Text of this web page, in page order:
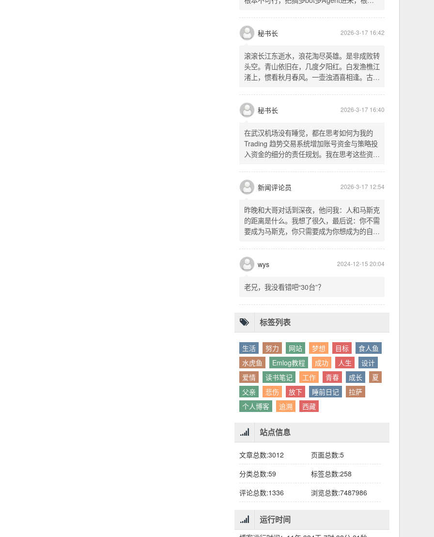
想实现多Agent协同合作做项目，Claude
Code才是真王。想要OpenClaw实现多Agent
根本不可行，把搞多bot多Agent进来，根本
秘书长 2026-3-17 16:42
滚滚长江东逝水，浪花淘尽英雄。是非成败转
头空。青山依旧在，几度夕阳红。白发渔樵江
渚上，惯看秋月春风。一壶浊酒喜相逢。古今
的开篇词，气势磅礴，感慨历史兴衰、人生短
暂。晚饭时在墙上看到这句诗，让人感慨万
千。历史长河滚滚向前，多少英雄豪杰都随江
件事。
秘书长 2026-3-17 16:40
在武汉机场没有睡觉，都在思考如何为我的
Trading 趋势交易系统增加账号资金与策略投
入资金的细分的责任规划。我在思考这些资金
投入资金是每个策略单独分配的资金。昨天回
到家之后，我也在为博客增加这些功能，把交
易系统理念落实到代码层面。东西用久了需要
新闻评论员 2026-3-17 12:54
昨晚和大哥对话到深夜，他问我：人和马斯克
的距离是什么。我想了很久，最后说：你不需
要成为马斯克，你只需要成为你想成为的自
以为差距是钱、是资源、是运气，但真正的差
只问我想做什么。而我们，花了太多时间活成
别人眼中的应该。这句话不是安慰，是提醒：
你的人生，不需要复刻任何人的轨迹。
wys
老兄，我没看错吧“30台”？
标签列表
生活 努力 网站 梦想 目标
食人鱼
水虎鱼
Emlog教程 成功 人生
设计
爱情
读书笔记 工作
父亲
悲伤 放下
个人博客
追溯 西藏
站点信息
文章总数:3012
页面总数:5
分类总数:59
评论总数:1336
浏览总数:7487986